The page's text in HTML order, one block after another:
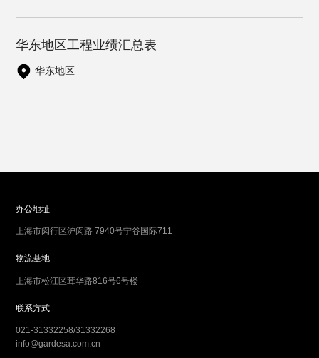
华东地区工程业绩汇总表
华东地区
办公地址
上海市闵行区沪闵路 7940号宁谷国际711
物流基地
上海市松江区茸华路816号6号楼
联系方式
021-31332258/31332268
info@gardesa.com.cn